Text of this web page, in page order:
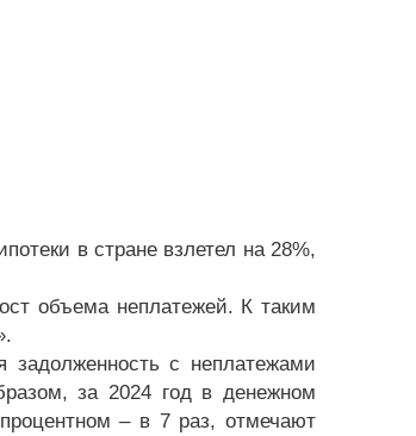
в стране взлетел на 28%,
объема неплатежей. К таким
задолженность с неплатежами
за 2024 год в денежном
– в 7 раз, отмечают